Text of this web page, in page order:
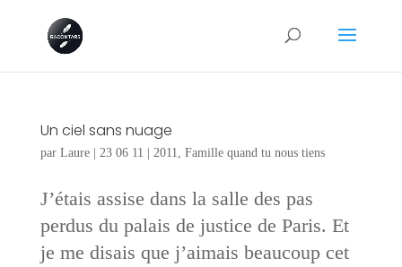
Un ciel sans nuage
par Laure| 23 06 11 2011, Famille quand tu nous tiens
J’étais assise dans la salle des pas
perdus du palais de justice de Paris. Et
je me disais que j’aimais beaucoup cet